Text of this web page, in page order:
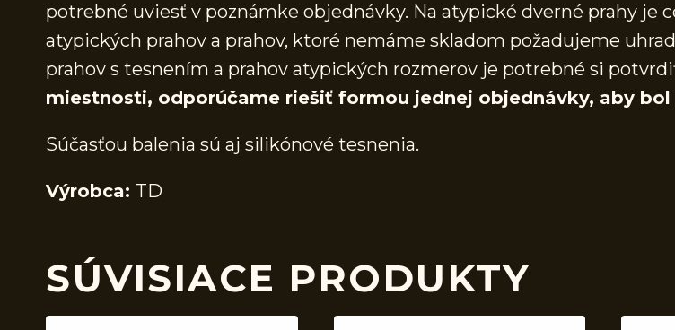
potrebné uviesť v poznámke objednávky. Na atypické dverné prahy je
atypických prahov a prahov, ktoré nemáme skladom požadujeme
prahov s tesnením a prahov atypických rozmerov je potrebné si
miestnosti, odporúčame riešiť formou jednej objednávky, aby
Súčasťou balenia sú aj silikónové tesnenia.
Výrobca: TD
SÚVISIACE PRODUKTY